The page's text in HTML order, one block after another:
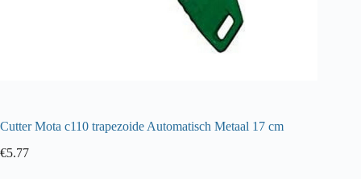
Cutter Mota c110 trapezoide Automatisch Metaal 17 cm
€5.77